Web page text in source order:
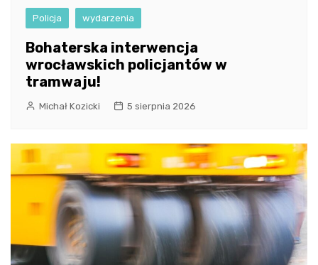
Policja wydarzenia
Bohaterska interwencja
wrocławskich policjantów w
tramwaju!
Michał Kozicki 5 sierpnia 2026